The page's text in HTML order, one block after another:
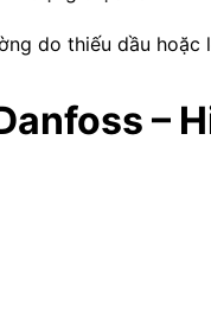
do thiếu dầu hoặc
–